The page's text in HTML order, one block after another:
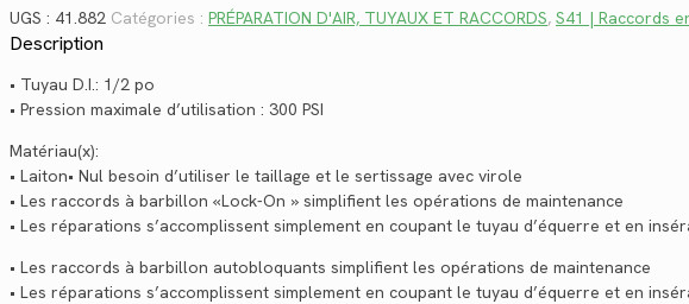
UGS : 41.882 Catégories : PRÉPARATION D'AIR, TUYAUX ET RACCORDS, S41 | Raccords
Description
• Tuyau D.I.: 1/2 po
• Pression maximale d’utilisation : 300 PSI
Matériau(x):
• Laiton• Nul besoin d’utiliser le taillage et le sertissage avec virole
• Les raccords à barbillon «Lock-On » simplifient les opérations de maintenance
• Les réparations s’accomplissent simplement en coupant le tuyau d’équerre et en
• Les raccords à barbillon autobloquants simplifient les opérations de maintenance
• Les réparations s’accomplissent simplement en coupant le tuyau d’équerre et en